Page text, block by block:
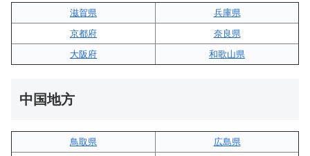
滋賀県
兵庫県
京都府
奈良県
大阪府
和歌山県
中国地方
鳥取県
広島県